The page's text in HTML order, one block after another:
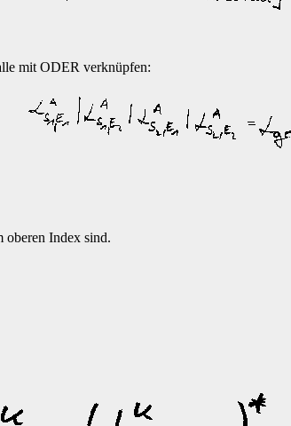
mit ODER verknüpfen:
oberen Index sind.